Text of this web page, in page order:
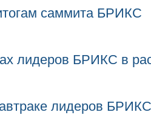
саммита БРИКС
лидеров БРИКС в
лидеров